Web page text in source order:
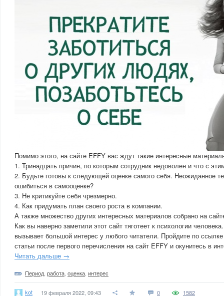
Помимо этого, на сайте EFFY вас ждут такие интересные
1. Тринадцать причин, по которым сотрудник недоволен и что с
2. Будьте готовы к следующей оценке самого себя. Неожиданное
ошибиться в самооценке?
3. Не критикуйте себя чрезмерно.
4. Как придумать план своего роста в компании.
А также множество других интересных материалов собрано на
Как вы наверно заметили этот сайт тяготеет к психологии
вызывает большой интерес у любого читатели. Пройдите по
статьи после первого перечисления на сайт EFFY и окунитесь в
Читать дальше →
Период работа оценка интерес
kot 19 февраля 2022, 09:43 0 1582